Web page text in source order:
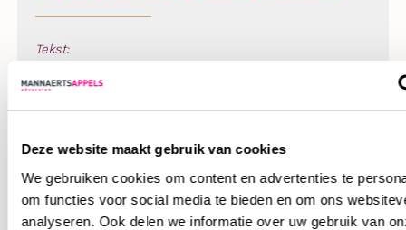
Deze website maakt gebruik van cookies
We gebruiken cookies om content en advertenties te
om functies voor social media te bieden en om ons
analyseren. Ook delen we informatie over uw gebruik van
Tekst:
Werkwijze aansprakelijk stellen
Tekst